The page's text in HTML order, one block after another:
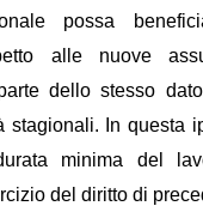
possa
alle nuove
dello stesso
stagionali.
In questa
minima del
del diritto di